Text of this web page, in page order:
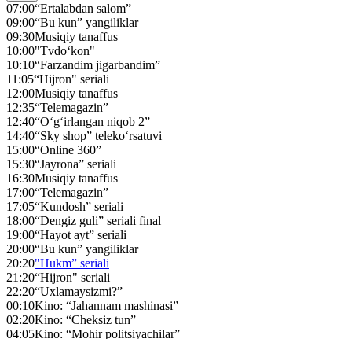
07:00“Ertalabdan salom”
09:00“Bu kun” yangiliklar
09:30Musiqiy tanaffus
10:00"Tvdo‘kon"
10:10“Farzandim jigarbandim”
11:05“Hijron" seriali
12:00Musiqiy tanaffus
12:35“Telemagazin”
12:40“O‘g‘irlangan niqob 2”
14:40“Sky shop” teleko‘rsatuvi
15:00“Online 360”
15:30“Jayrona” seriali
16:30Musiqiy tanaffus
17:00“Telemagazin”
17:05“Kundosh” seriali
18:00“Dengiz guli” seriali final
19:00“Hayot ayt” seriali
20:00“Bu kun” yangiliklar
20:20"Hukm” seriali
21:20“Hijron" seriali
22:20“Uxlamaysizmi?”
00:10Kino: “Jahannam mashinasi”
02:20Kino: “Cheksiz tun”
04:05Kino: “Mohir politsiyachilar”